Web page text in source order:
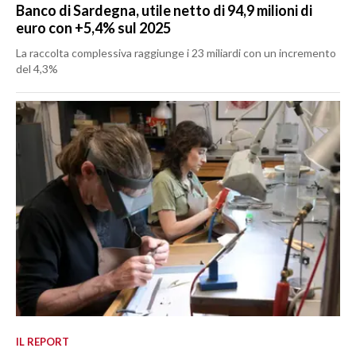
Banco di Sardegna, utile netto di 94,9 milioni di
euro con +5,4% sul 2025
La raccolta complessiva raggiunge i 23 miliardi con un incremento
del 4,3%
IL REPORT